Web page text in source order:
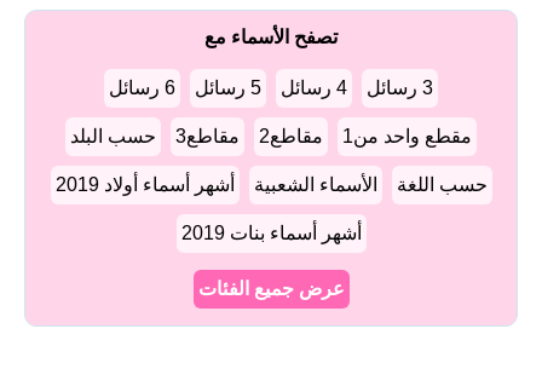
تصفح الأسماء مع
3 رسائل 4 رسائل 5 رسائل 6 رسائل
مقطع واحد من1 مقاطع2 مقاطع3 حسب البلد
حسب اللغة الأسماء الشعبية أشهر أسماء أولاد 2019
أشهر أسماء بنات 2019
عرض جميع الفئات